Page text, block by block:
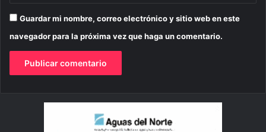
Guardar mi nombre, correo electrónico y sitio web en este
navegador para la próxima vez que haga un comentario.